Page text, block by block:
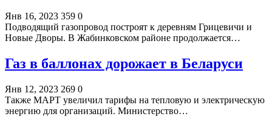
Янв 16, 2023 359 0
Подводящий газопровод построят к деревням Грицевичи и
Новые Дворы. В Жабинковском районе продолжается…
Газ в баллонах дорожает в Беларуси
Янв 12, 2023 269 0
Также МАРТ увеличил тарифы на тепловую и электрическую
энергию для организаций. Министерство…